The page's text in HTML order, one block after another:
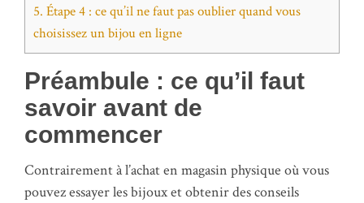
5. Étape 4 : ce qu’il ne faut pas oublier quand vous
choisissez un bijou en ligne
Préambule : ce qu’il faut
savoir avant de
commencer
Contrairement à l’achat en magasin physique où vous
pouvez essayer les bijoux et obtenir des conseils